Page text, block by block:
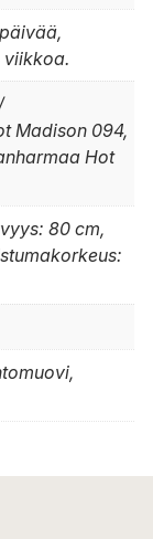
viikkoa.
Madison 094,
Hot
80 cm,